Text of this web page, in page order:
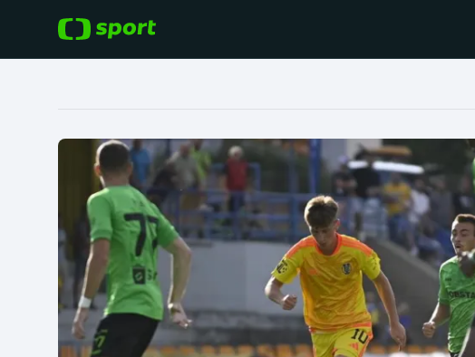
Hokej
Tenis
Atletika
Cyklistika
Baseball a softbal
Basketbal
Biatlon
Boby a skeleton